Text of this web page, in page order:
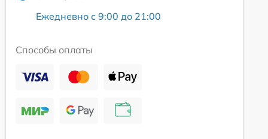
Ежедневно с 9:00 до 21:00
Способы оплаты